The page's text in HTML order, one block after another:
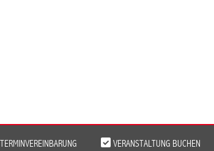
TERMINVEREINBARUNG VERANSTALTUNG BUCHEN